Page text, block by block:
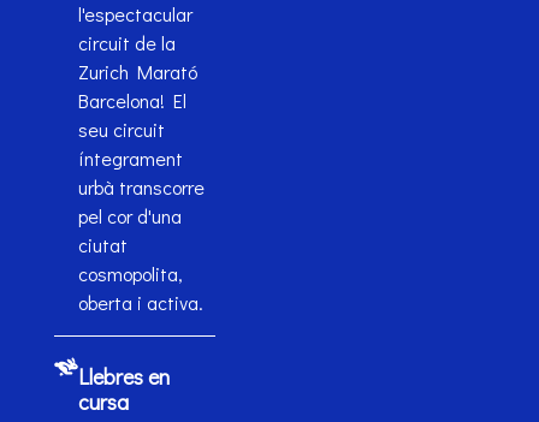
l'espectacular
circuit de la
Zurich Marató
Barcelona! El
seu circuit
íntegrament
urbà transcorre
pel cor d'una
ciutat
cosmopolita,
oberta i activa.
Llebres en
cursa